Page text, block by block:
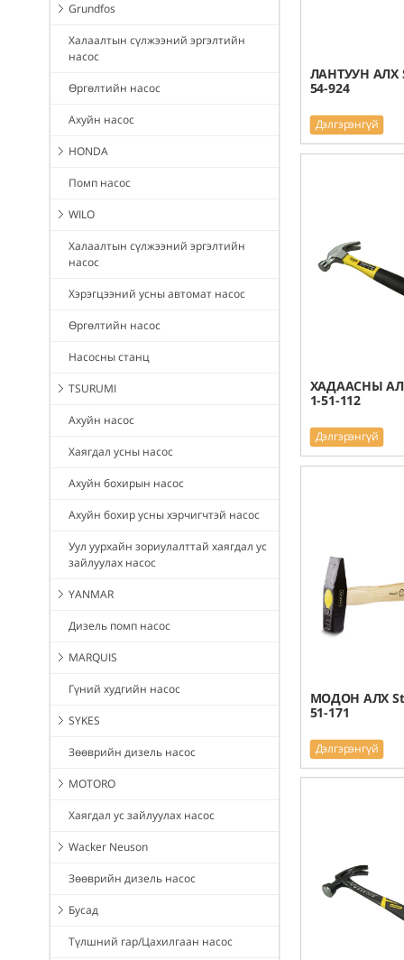
Grundfos
Халаалтын сүлжээний эргэлтийн
насос
Өргөлтийн насос
Ахуйн насос
HONDA
Помп насос
WILO
Халаалтын сүлжээний эргэлтийн
насос
Хэрэгцээний усны автомат насос
Өргөлтийн насос
Насосны станц
TSURUMI
Ахуйн насос
Хаягдал усны насос
Ахуйн бохирын насос
Ахуйн бохир усны хэрчигчтэй насос
Уул уурхайн зориулалттай хаягдал ус
зайлуулах насос
YANMAR
Дизель помп насос
MARQUIS
Гүний худгийн насос
SYKES
Зөөврийн дизель насос
MOTORO
Хаягдал ус зайлуулах насос
Wacker Neuson
Зөөврийн дизель насос
Бусад
Түлшний гар/Цахилгаан насос
ЛАНТУУН АЛХ
54-924
Дэлгэрэнгүй
ХАДААСНЫ
1-51-112
Дэлгэрэнгүй
МОДОН АЛХ
51-171
Дэлгэрэнгүй